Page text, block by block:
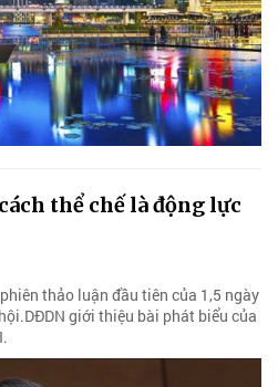
thể chế là động lực
thảo luận đầu tiên của 1,5 ngày
giới thiệu bài phát biểu của